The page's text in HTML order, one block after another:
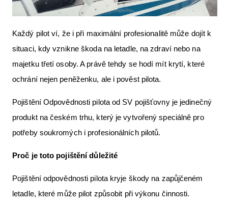
Každý pilot ví, že i při maximální profesionalitě může dojít k
situaci, kdy vznikne škoda na letadle, na zdraví nebo na
majetku třetí osoby. A právě tehdy se hodí mít krytí, které
ochrání nejen peněženku, ale i pověst pilota.
Pojištění Odpovědnosti pilota od SV pojišťovny je jedinečný
produkt na českém trhu, který je vytvořený speciálně pro
potřeby soukromých i profesionálních pilotů.
Proč je toto pojištění důležité
Pojištění odpovědnosti pilota kryje škody na zapůjčeném
letadle, které může pilot způsobit při výkonu činnosti.
Nabídky práce v letectví
E-SHOP